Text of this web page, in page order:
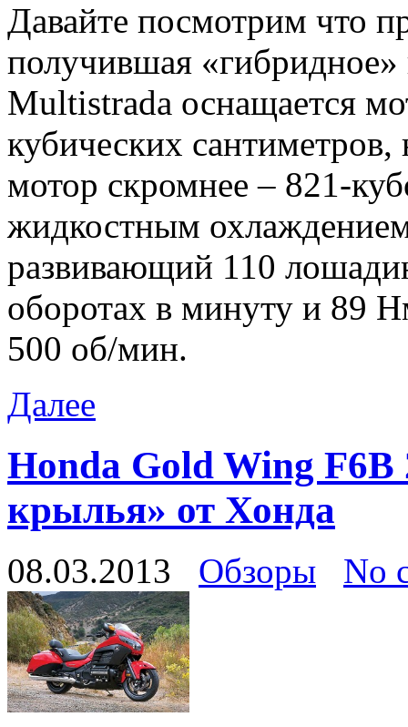
Давайте посмотрим что
получившая
Multistrada оснащается
кубических
мотор скромнее – 821-
жидкостным
развивающий 110
оборотах в минуту и 89
500 об/мин.
Далее
Honda Gold Wing F6B
крылья» от Хонда
08.03.2013 Обзоры No